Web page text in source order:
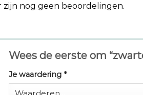
zijn nog geen beoordelingen.
Wees de eerste om
Je waardering *